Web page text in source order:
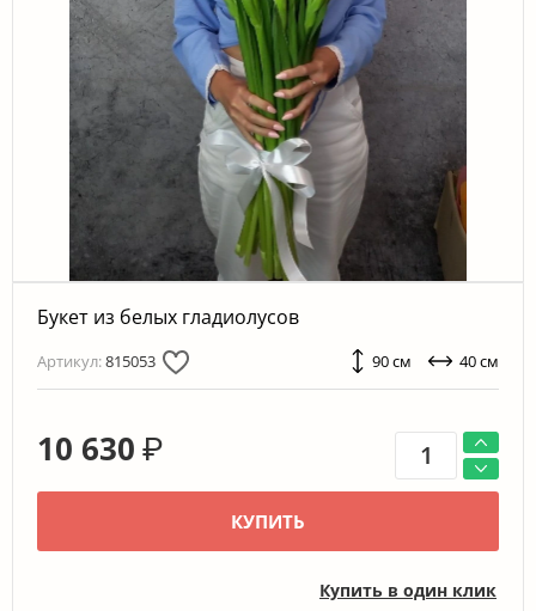
Букет из белых гладиолусов
Артикул:815053 90 см 40 см
10 630 ₽
КУПИТЬ
Купить в один клик